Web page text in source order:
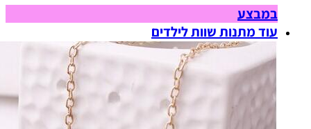
במבצע
עוד מתנות שוות לילדים